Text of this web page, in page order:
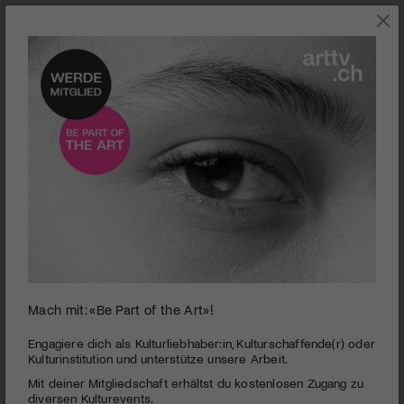
KULTURGESCHICHTE
seconds
minutes,
44
Il Castello e la Chiesa di Santa Maria del Castello
Macht, Glaube und Weitblick im Misox
Mach mit: «Be Part of the Art»!
Engagiere dich als Kulturliebhaber:in, Kulturschaffende(r) oder
Kulturinstitution und unterstütze unsere Arbeit.
Mit deiner Mitgliedschaft erhältst du kostenlosen Zugang zu
diversen Kulturevents.